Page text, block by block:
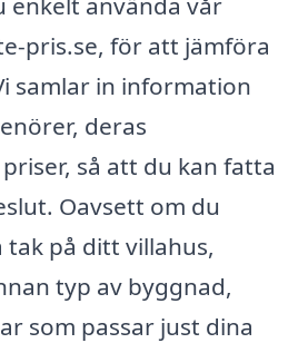
pris.se, för att jämföra
samlar in information
deras
så att du kan fatta
Oavsett om du
på ditt villahus,
typ av byggnad,
som passar just dina